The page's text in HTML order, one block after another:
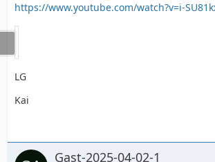
https://www.youtube.com/watch?v=i-
LG
Kai
Gast-2025-04-02-1